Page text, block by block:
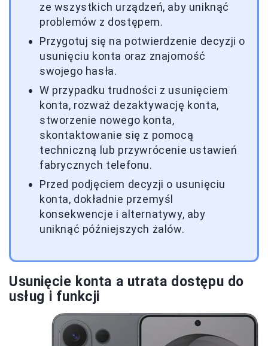
ze wszystkich urządzeń, aby uniknąć
problemów z dostępem.
Przygotuj się na potwierdzenie decyzji o
usunięciu konta oraz znajomość
swojego hasła.
W przypadku trudności z usunięciem
konta, rozważ dezaktywację konta,
stworzenie nowego konta,
skontaktowanie się z pomocą
techniczną lub przywrócenie ustawień
fabrycznych telefonu.
Przed podjęciem decyzji o usunięciu
konta, dokładnie przemyśl
konsekwencje i alternatywy, aby
uniknąć późniejszych żalów.
Usunięcie konta a utrata dostępu do
usług i funkcji